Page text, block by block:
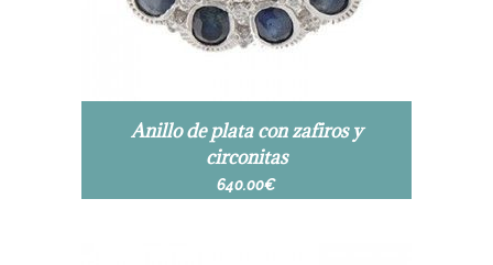
Anillo de plata con zafiros y
circonitas
640.00€